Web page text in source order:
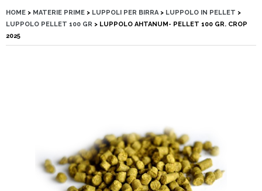
HOME > MATERIE PRIME > LUPPOLI PER BIRRA> LUPPOLO IN PELLET >
LUPPOLO PELLET 100 GR > LUPPOLO AHTANUM- PELLET 100 GR. CROP
2025